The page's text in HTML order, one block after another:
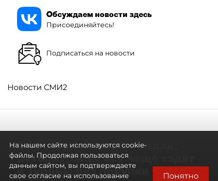
Обсуждаем новости здесь
Присоединяйтесь!
Подписаться на новости
Новости СМИ2
Самостоятельными стали:
петербуржцы всё чаще ездят
в Турцию без покупки туров
На нашем сайте используются cookie-
файлы. Продолжая пользоваться
данным сайтом, вы подтверждаете
свое согласие на использование
Понятно